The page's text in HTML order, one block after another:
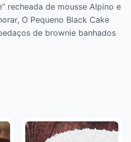
recheada de mousse Alpino e
O Pequeno Black Cake
de brownie banhados